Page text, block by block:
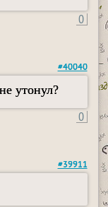
0
#40040
утонул?
0
#39911